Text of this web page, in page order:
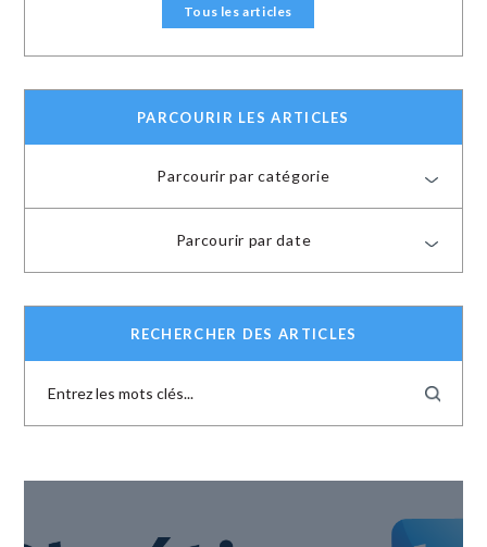
Tous les articles
PARCOURIR LES ARTICLES
Parcourir par catégorie
Parcourir par date
RECHERCHER DES ARTICLES